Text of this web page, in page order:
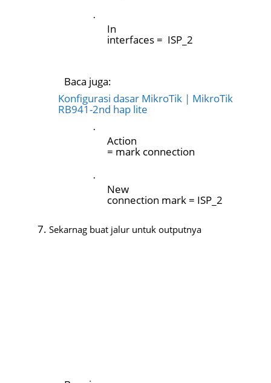
·
In
interfaces = ISP_2
Baca juga:
Konfigurasi dasar MikroTik | MikroTik
RB941-2nd hap lite
·
Action
= mark connection
·
New
connection mark = ISP_2
Sekarnag buat jalur untuk outputnya